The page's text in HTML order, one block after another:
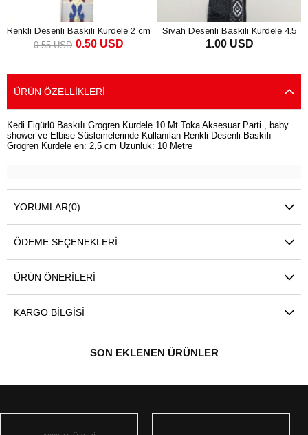
Renkli Desenli Baskılı Kurdele 2 cm
0.50 USD
0.55 USD
Siyah Desenli Baskılı Kurdele 4,5
cm
1.00 USD
ÜRÜN ÖZELLIKLERI
Kedi Figürlü Baskılı Grogren Kurdele 10 Mt Toka Aksesuar Parti , baby
shower ve Elbise Süslemelerinde Kullanılan Renkli Desenli Baskılı
Grogren Kurdele en: 2,5 cm Uzunluk: 10 Metre
YORUMLAR(0)
ÖDEME SEÇENEKLERI
ÜRÜN ÖNERILERI
KARGO BILGISI
SON EKLENEN ÜRÜNLER